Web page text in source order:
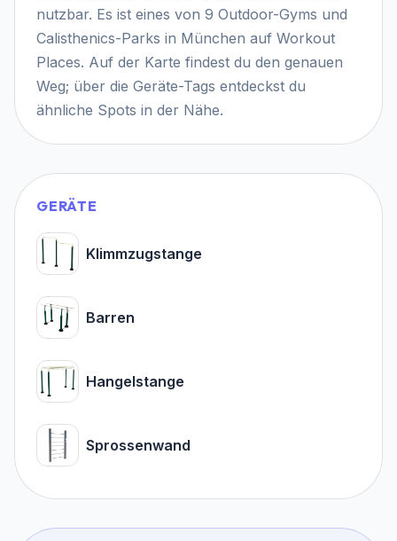
nutzbar. Es ist eines von 9 Outdoor-Gyms und
Calisthenics-Parks in München auf Workout
Places. Auf der Karte findest du den genauen
Weg; über die Geräte-Tags entdeckst du
ähnliche Spots in der Nähe.
GERÄTE
Klimmzugstange
Barren
Hangelstange
Sprossenwand